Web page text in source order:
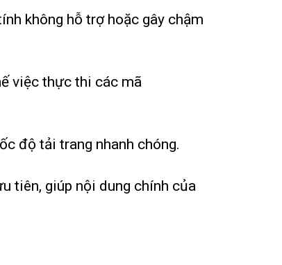
không hỗ trợ hoặc gây chậm
việc thực thi các mã
độ tải trang nhanh chóng.
tiên, giúp nội dung chính của